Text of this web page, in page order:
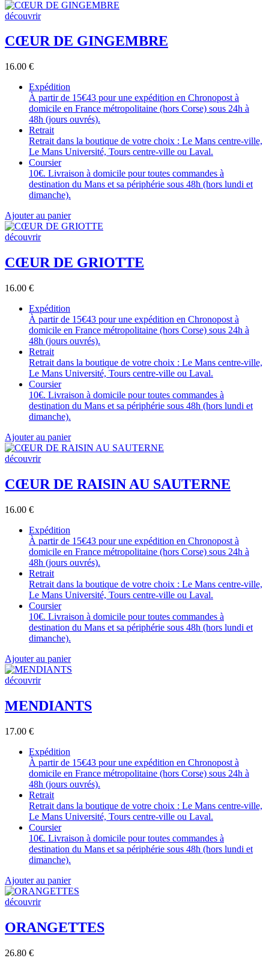
découvrir
CŒUR DE GINGEMBRE
16.00 €
Expédition
À partir de 15€43 pour une expédition en Chronopost à
domicile en France métropolitaine (hors Corse) sous 24h à
48h (jours ouvrés).
Retrait
Retrait dans la boutique de votre choix : Le Mans centre-ville,
Le Mans Université, Tours centre-ville ou Laval.
Coursier
10€. Livraison à domicile pour toutes commandes à
destination du Mans et sa périphérie sous 48h (hors lundi et
dimanche).
Ajouter au panier
découvrir
CŒUR DE GRIOTTE
16.00 €
Expédition
À partir de 15€43 pour une expédition en Chronopost à
domicile en France métropolitaine (hors Corse) sous 24h à
48h (jours ouvrés).
Retrait
Retrait dans la boutique de votre choix : Le Mans centre-ville,
Le Mans Université, Tours centre-ville ou Laval.
Coursier
10€. Livraison à domicile pour toutes commandes à
destination du Mans et sa périphérie sous 48h (hors lundi et
dimanche).
Ajouter au panier
découvrir
CŒUR DE RAISIN AU SAUTERNE
16.00 €
Expédition
À partir de 15€43 pour une expédition en Chronopost à
domicile en France métropolitaine (hors Corse) sous 24h à
48h (jours ouvrés).
Retrait
Retrait dans la boutique de votre choix : Le Mans centre-ville,
Le Mans Université, Tours centre-ville ou Laval.
Coursier
10€. Livraison à domicile pour toutes commandes à
destination du Mans et sa périphérie sous 48h (hors lundi et
dimanche).
Ajouter au panier
découvrir
MENDIANTS
17.00 €
Expédition
À partir de 15€43 pour une expédition en Chronopost à
domicile en France métropolitaine (hors Corse) sous 24h à
48h (jours ouvrés).
Retrait
Retrait dans la boutique de votre choix : Le Mans centre-ville,
Le Mans Université, Tours centre-ville ou Laval.
Coursier
10€. Livraison à domicile pour toutes commandes à
destination du Mans et sa périphérie sous 48h (hors lundi et
dimanche).
Ajouter au panier
découvrir
ORANGETTES
26.80 €